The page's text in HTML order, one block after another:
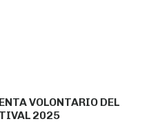
VOLONTARIO DEL
2025